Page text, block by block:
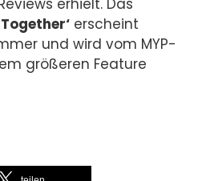
erhielt. Das
erscheint
und wird vom MYP-
größeren Feature